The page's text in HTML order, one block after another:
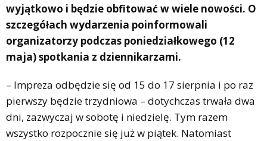
wyjątkowo i będzie obfitować w wiele nowości. O
szczegółach wydarzenia poinformowali
organizatorzy podczas poniedziałkowego (12
maja) spotkania z dziennikarzami.
– Impreza odbędzie się od 15 do 17 sierpnia i po raz
pierwszy będzie trzydniowa – dotychczas trwała dwa
dni, zazwyczaj w sobotę i niedzielę. Tym razem
wszystko rozpocznie się już w piątek. Natomiast